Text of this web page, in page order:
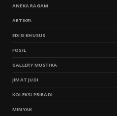
ANEKA RAGAM
ARTIKEL
EDISI KHUSUS
FOSIL
GALLERY MUSTIKA
JIMAT JUDI
KOLEKSI PRIBADI
MINYAK